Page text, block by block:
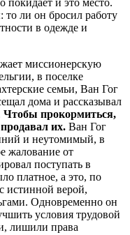
покидает и это место.
ли он бросил работу
в одежде и
миссионерскую
в поселке
семьи, Ван Гог
дома и рассказывал
Чтобы прокормиться,
их. Ван Гог
и неутомимый, в
жалование от
поступать в
платное, а это, по
истинной верой,
Одновременно он
условия трудовой
лишили права